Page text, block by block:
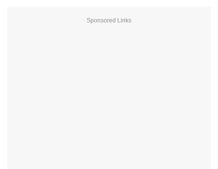
Sponsored Links